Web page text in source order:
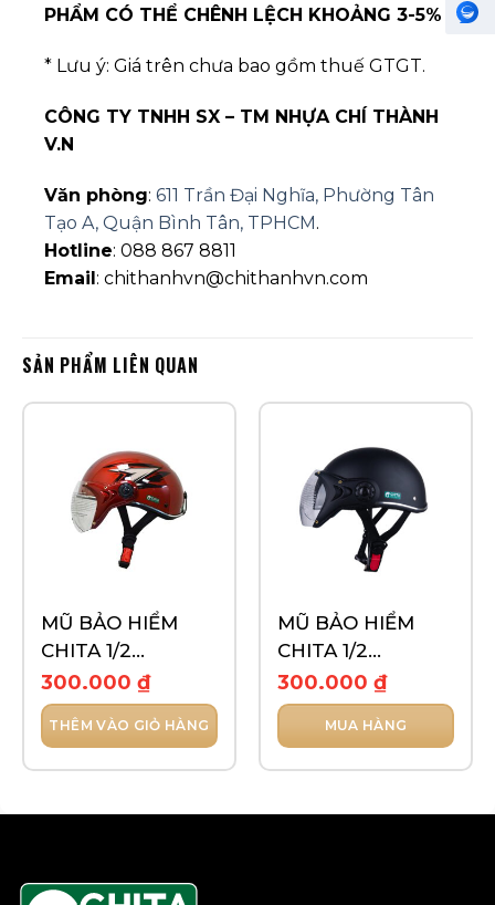
PHẨM CÓ THỂ CHÊNH LỆCH KHOẢNG 3-5%
* Lưu ý: Giá trên chưa bao gồm thuế GTGT.
CÔNG TY TNHH SX – TM NHỰA CHÍ THÀNH
V.N
Văn phòng: 611 Trần Đại Nghĩa, Phường Tân
Tạo A, Quận Bình Tân, TPHCM.
Hotline: 088 867 8811
Email: chithanhvn@chithanhvn.com
SẢN PHẨM LIÊN QUAN
MŨ BẢO HIỂM
CHITA 1/2
CT6B1(K)- TEM
MOVE
300.000 ₫
THÊM VÀO GIỎ HÀNG
MŨ BẢO HIỂM
CHITA 1/2
CT33(K)- TEM
TRƠN
300.000 ₫
MUA HÀNG